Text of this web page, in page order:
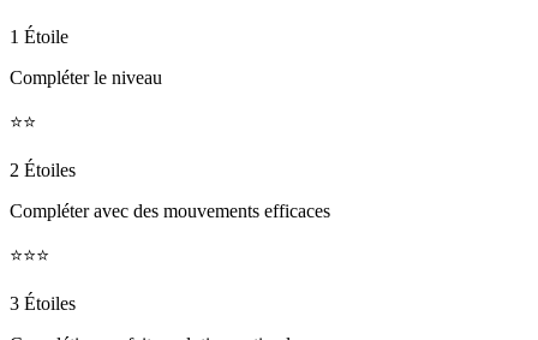
1 Étoile
Compléter le niveau
⭐⭐
2 Étoiles
Compléter avec des mouvements efficaces
⭐⭐⭐
3 Étoiles